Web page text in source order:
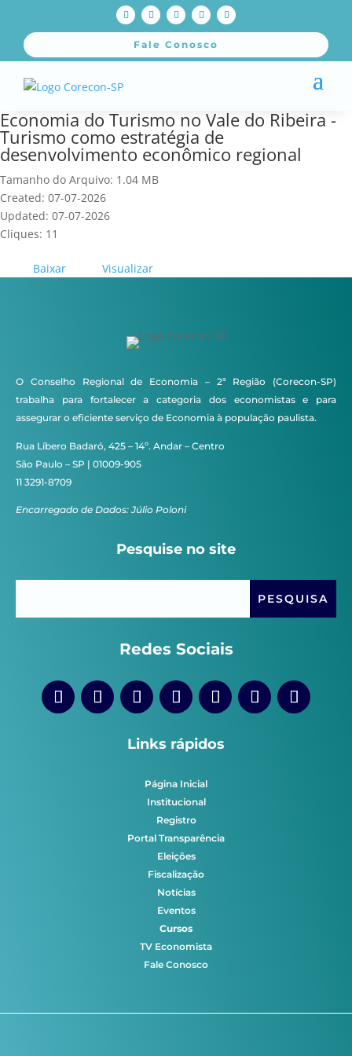
Fale Conosco
Economia do Turismo no Vale do Ribeira -
Turismo como estratégia de
desenvolvimento econômico regional
Tamanho do Arquivo: 1.04 MB
Created: 07-07-2026
Updated: 07-07-2026
Cliques: 11
Baixar Visualizar
O Conselho Regional de Economia – 2ª Região (Corecon-SP)
trabalha para fortalecer a categoria dos economistas e para
assegurar o eficiente serviço de Economia à população paulista.
Rua Líbero Badaró, 425 – 14º. Andar – Centro
São Paulo – SP | 01009-905
11 3291-8709
Encarregado de Dados: Júlio Poloni
Pesquise no site
Redes Sociais
Links rápidos
Página Inicial
Institucional
Registro
Portal Transparência
Eleições
Fiscalização
Notícias
Eventos
Cursos
TV Economista
Fale Conosco